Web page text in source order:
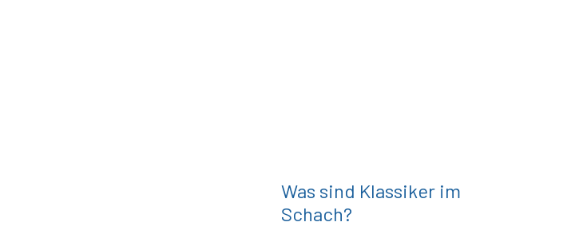
Was sind Klassiker im
Schach?